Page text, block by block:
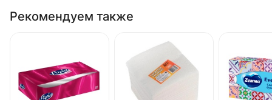
Рекомендуем также